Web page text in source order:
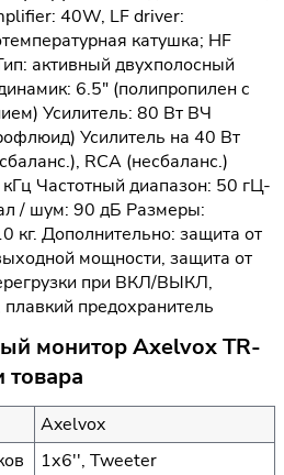
40W, LF driver:
катушка; HF
активный двухполосный
6.5" (полипропилен c
Усилитель: 80 Вт ВЧ
Усилитель на 40 Вт
RCA (несбаланс.)
Частотный диапазон: 50 гЦ-
/ шум: 90 дБ Размеры:
Дополнительно: защита от
мощности, защита от
при ВКЛ/ВЫКЛ,
предохранитель
монитор Axelvox TR-
товара
Axelvox
1х6'', Tweeter